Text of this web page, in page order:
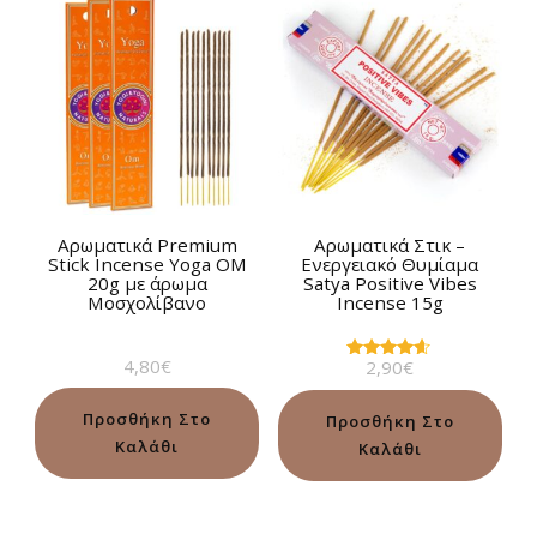
Αρωματικά Premium
Stick Incense Yoga OM
20g με άρωμα
Μοσχολίβανο
4,80€
Προσθήκη Στο
Καλάθι
Αρωματικά Στικ –
Ενεργειακό Θυμίαμα
Satya Positive Vibes
Incense 15g
Βαθμολογήθηκε
από 5
2,90€
Προσθήκη Στο
Καλάθι